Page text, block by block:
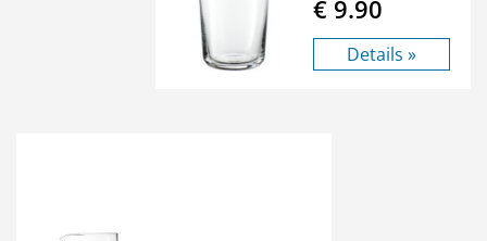
€ 9.90
Details »